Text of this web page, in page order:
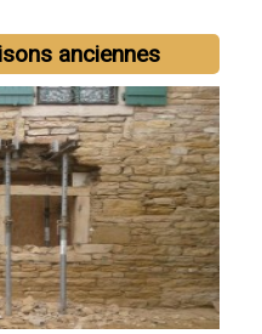
anciennes